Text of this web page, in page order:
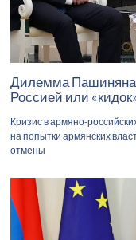
Дилемма
Россией или
Кризис в армяно-
на попытки армянских
отмены